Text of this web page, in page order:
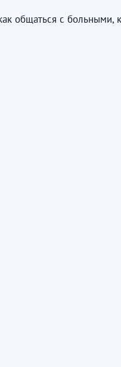
общаться с больными,